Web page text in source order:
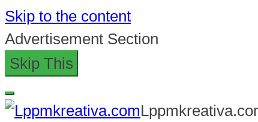
Skip to the content
Advertisement Section
Skip This